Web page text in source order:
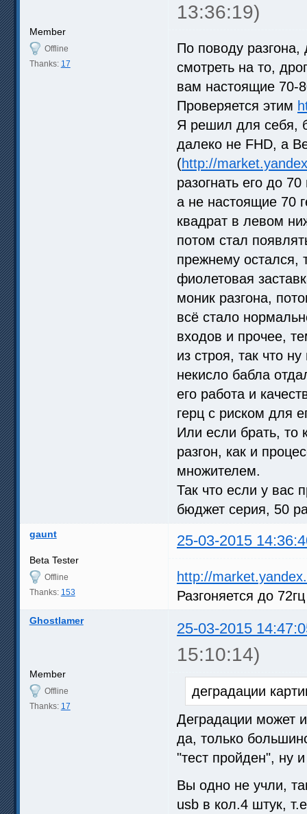
13:36:19)
Member
Offline
Thanks: 17
По поводу разгона,
смотреть на то,
вам настоящие 70-
Проверяется этим
Я решил для себя,
далеко не FHD, а
(http://
разогнать его до
а не настоящие 70
квадрат в левом
потом стал
прежнему остался,
фиолетовая
моник разгона,
всё стало
входов и прочее,
из строя, так что
некисло бабла
его работа и
герц с риском для
Или если брать, то
разгон, как и
множителем.
Так что если у вас
бюджет серия, 50
gaunt 25-03-2015
Beta Tester
Offline
Thanks: 153
http://
Разгоняется до
Ghostlamer 25-03-2015
15:10:14)
Member
Offline
Thanks: 17
деградации
Деградации может
да, только
"тест пройден", ну
Вы одно не учли,
usb в кол.4 штук,